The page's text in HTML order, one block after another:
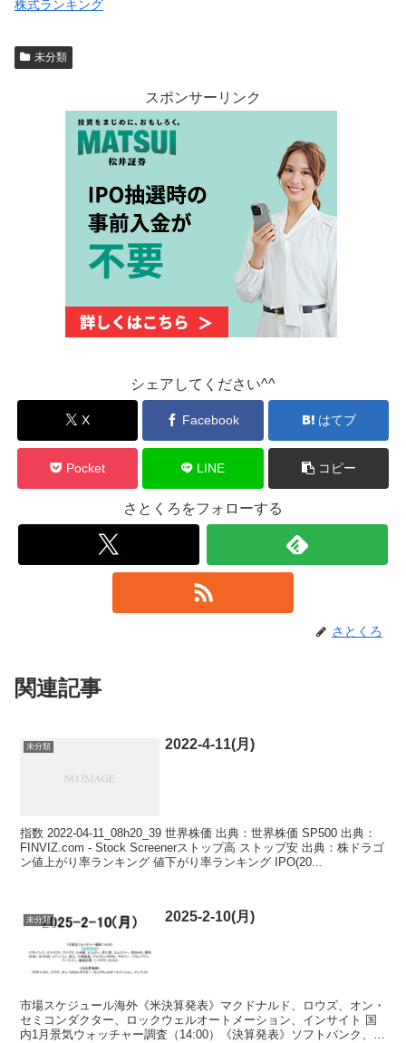
株式ランキング
未分類
スポンサーリンク
シェアしてください^^
X Facebook はてブ
Pocket LINE コピー
さとくろをフォローする
さとくろ
関連記事
未分類 2022-4-11(月)
指数 2022-04-11_08h20_39 世界株価 出典：世界株価 SP500 出典：
FINVIZ.com - Stock Screenerストップ高 ストップ安 出典：株ドラゴ
ン値上がり率ランキング 値下がり率ランキング IPO(20...
未分類 2025-2-10(月)
市場スケジュール海外《米決算発表》マクドナルド、ロウズ、オン・
セミコンダクター、ロックウェルオートメーション、インサイト 国
内1月景気ウォッチャー調査（14:00）《決算発表》ソフトバンク、オ